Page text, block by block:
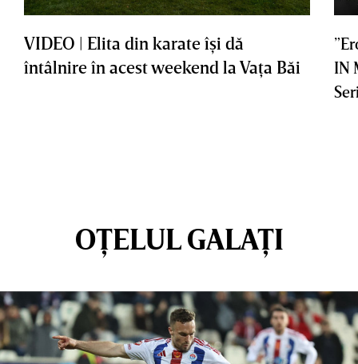
VIDEO | Elita din karate îşi dă
întâlnire în acest weekend la Vaţa Băi
IN
OȚELUL GALAȚI